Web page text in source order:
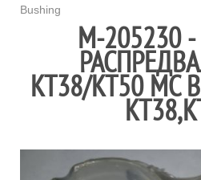
Bushing
M-205230
KT38/KT50 MC